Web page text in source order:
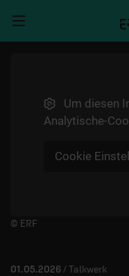
TALKWERK
PODCASTS
Um diesen
Analytische-
Cookie
Player starten/anhalten
© ERF
01.05.2026 / Talkwerk